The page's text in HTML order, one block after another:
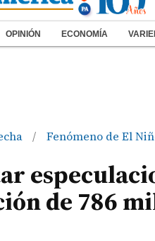
OPINIÓN ECONOMÍA
/ Fenómeno de El
de 786